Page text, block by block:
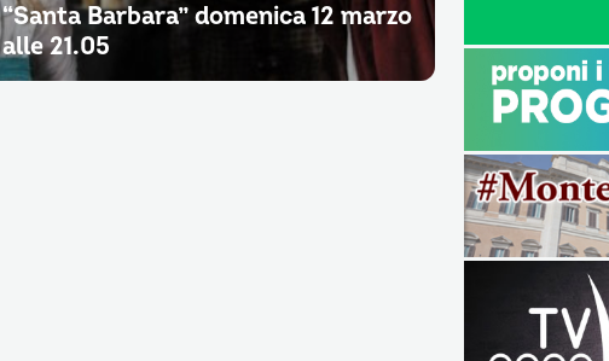
“Santa Barbara” domenica 12 marzo
alle 21.05